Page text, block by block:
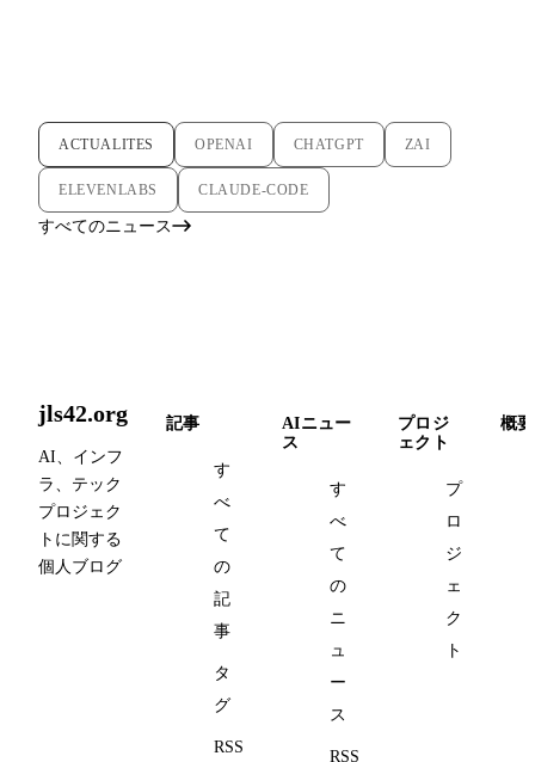
ACTUALITES OPENAI CHATGPT ZAI
ELEVENLABS CLAUDE-CODE
すべてのニュース
jls42.org
AI、インフ
ラ、テック
プロジェク
トに関する
個人ブログ
記事
す
べ
て
の
記
事
タ
グ
RSS
AIニュー
ス
す
べ
て
の
ニ
ュ
ー
ス
RSS
プロジ
ェクト
プ
ロ
ジ
ェ
ク
ト
概要